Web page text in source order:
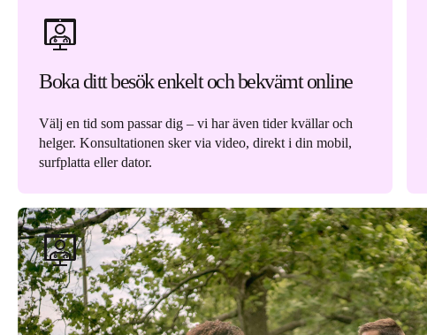
Boka ditt besök enkelt och bekvämt online
Välj en tid som passar dig – vi har även tider kvällar och
helger. Konsultationen sker via video, direkt i din mobil,
surfplatta eller dator.